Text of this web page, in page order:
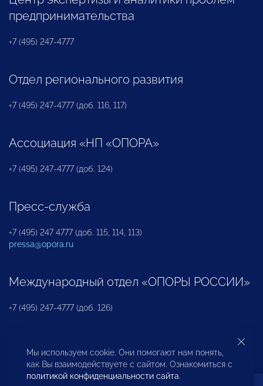
предпринимательства
+7 (495) 247-4777
Отдел регионального развития
+7 (495) 247-4777 (доб. 116, 117)
Ассоциация «НП «ОПОРА»
+7 (495) 247-4777 (доб. 124)
Пресс-служба
+7 (495) 247 4777 (доб. 115, 114, 113)
pressa@opora.ru
Международный отдел «ОПОРЫ РОССИИ»
+7 (495) 247-4777 (доб. 126)
Бюро по защите прав предпринимателей и
инвесторов
Мы используем cookie. Они помогают нам понять,
как Вы взаимодействуете с сайтом. Ознакомиться с
политикой конфиденциальности сайта.